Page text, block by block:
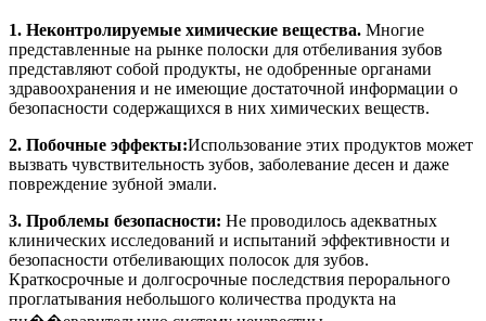
1. Неконтролируемые химические вещества. Многие
представленные на рынке полоски для отбеливания зубов
представляют собой продукты, не одобренные органами
здравоохранения и не имеющие достаточной информации о
безопасности содержащихся в них химических веществ.
2. Побочные эффекты:Использование этих продуктов может
вызвать чувствительность зубов, заболевание десен и даже
повреждение зубной эмали.
3. Проблемы безопасности: Не проводилось адекватных
клинических исследований и испытаний эффективности и
безопасности отбеливающих полосок для зубов.
Краткосрочные и долгосрочные последствия перорального
проглатывания небольшого количества продукта на